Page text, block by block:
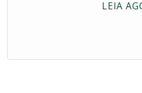
LEIA